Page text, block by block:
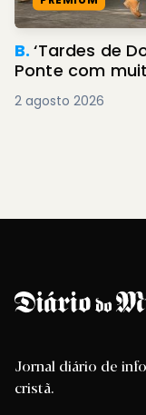
B.‘Tardes de
Ponte com
2 agosto 2026
Jornal diário de
cristã.